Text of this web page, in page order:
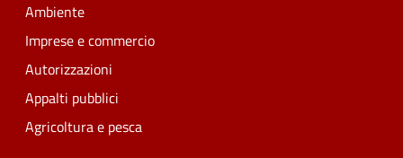
Ambiente
Imprese e commercio
Autorizzazioni
Appalti pubblici
Agricoltura e pesca